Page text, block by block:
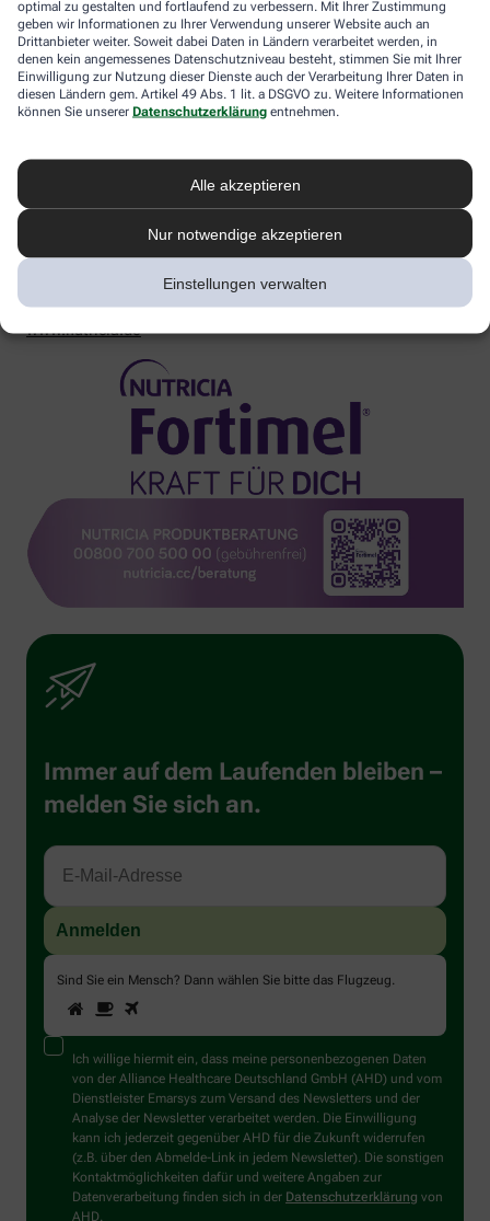
optimal zu gestalten und fortlaufend zu verbessern. Mit Ihrer Zustimmung
geben wir Informationen zu Ihrer Verwendung unserer Website auch an
Drittanbieter weiter. Soweit dabei Daten in Ländern verarbeitet werden, in
denen kein angemessenes Datenschutzniveau besteht, stimmen Sie mit Ihrer
Einwilligung zur Nutzung dieser Dienste auch der Verarbeitung Ihrer Daten in
diesen Ländern gem. Artikel 49 Abs. 1 lit. a DSGVO zu. Weitere Informationen
können Sie unserer Datenschutzerklärung entnehmen.
Alle akzeptieren
Nur notwendige akzeptieren
Einstellungen verwalten
während Deiner Behandlung ausreichend mit Energie und
Nährstoffen versorgt bist. Du erreichst uns telefonisch unter
00800/700 500 00 oder per Kontaktformular auf
www.nutricia.de/kontakt.
Fortimel®Trinknahrungen sind Lebensmittel für besondere
Aufsicht verwenden.
Danone Deutschland GmbH – Am Hauptbahnhof 18
Erfahren Sie mehr unter:
www.nutricia.de
Immer auf dem Laufenden bleiben –
melden Sie sich an.
Sind Sie ein Mensch? Dann wählen Sie bitte das Flugzeug.
Sind
Sie
ein
Mensch?
Dann
wählen
Sie
bitte
das
Flugzeug.
1 2
Ich willige hiermit ein, dass meine personenbezogenen Daten
von der Alliance Healthcare Deutschland GmbH (AHD) und vom
Dienstleister Emarsys zum Versand des Newsletters und der
Analyse der Newsletter verarbeitet werden. Die Einwilligung
kann ich jederzeit gegenüber AHD für die Zukunft widerrufen
(z.B. über den Abmelde-Link in jedem Newsletter). Die sonstigen
Kontaktmöglichkeiten dafür und weitere Angaben zur
Datenverarbeitung finden sich in der Datenschutzerklärung von
AHD.